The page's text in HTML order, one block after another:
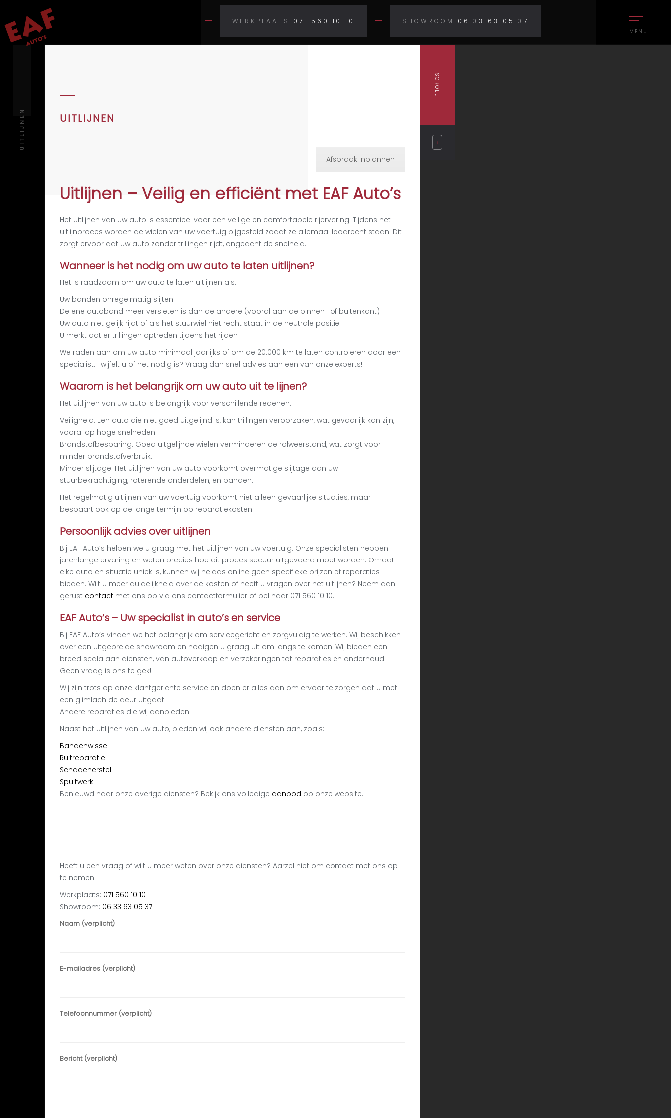
MENU
WERKPLAATS 071 560 10 10 SHOWROOM 06 33 63 05 37
UITLIJNEN
SCROLL
UITLIJNEN
Afspraak inplannen
Uitlijnen – Veilig en efficiënt met EAF Auto’s
Het uitlijnen van uw auto is essentieel voor een veilige en comfortabele rijervaring. Tijdens het
uitlijnproces worden de wielen van uw voertuig bijgesteld zodat ze allemaal loodrecht staan. Dit
zorgt ervoor dat uw auto zonder trillingen rijdt, ongeacht de snelheid.
Wanneer is het nodig om uw auto te laten uitlijnen?
Het is raadzaam om uw auto te laten uitlijnen als:
Uw banden onregelmatig slijten
De ene autoband meer versleten is dan de andere (vooral aan de binnen- of buitenkant)
Uw auto niet gelijk rijdt of als het stuurwiel niet recht staat in de neutrale positie
U merkt dat er trillingen optreden tijdens het rijden
We raden aan om uw auto minimaal jaarlijks of om de 20.000 km te laten controleren door een
specialist. Twijfelt u of het nodig is? Vraag dan snel advies aan een van onze experts!
Waarom is het belangrijk om uw auto uit te lijnen?
Het uitlijnen van uw auto is belangrijk voor verschillende redenen:
Veiligheid: Een auto die niet goed uitgelijnd is, kan trillingen veroorzaken, wat gevaarlijk kan zijn,
vooral op hoge snelheden.
Brandstofbesparing: Goed uitgelijnde wielen verminderen de rolweerstand, wat zorgt voor
minder brandstofverbruik.
Minder slijtage: Het uitlijnen van uw auto voorkomt overmatige slijtage aan uw
stuurbekrachtiging, roterende onderdelen, en banden.
Het regelmatig uitlijnen van uw voertuig voorkomt niet alleen gevaarlijke situaties, maar
bespaart ook op de lange termijn op reparatiekosten.
Persoonlijk advies over uitlijnen
Bij EAF Auto’s helpen we u graag met het uitlijnen van uw voertuig. Onze specialisten hebben
jarenlange ervaring en weten precies hoe dit proces secuur uitgevoerd moet worden. Omdat
elke auto en situatie uniek is, kunnen wij helaas online geen specifieke prijzen of reparaties
bieden. Wilt u meer duidelijkheid over de kosten of heeft u vragen over het uitlijnen? Neem dan
gerust contact met ons op via ons contactformulier of bel naar 071 560 10 10.
EAF Auto’s – Uw specialist in auto’s en service
Bij EAF Auto’s vinden we het belangrijk om servicegericht en zorgvuldig te werken. Wij beschikken
over een uitgebreide showroom en nodigen u graag uit om langs te komen! Wij bieden een
breed scala aan diensten, van autoverkoop en verzekeringen tot reparaties en onderhoud.
Geen vraag is ons te gek!
Wij zijn trots op onze klantgerichte service en doen er alles aan om ervoor te zorgen dat u met
een glimlach de deur uitgaat.
Andere reparaties die wij aanbieden
Naast het uitlijnen van uw auto, bieden wij ook andere diensten aan, zoals:
Bandenwissel
Ruitreparatie
Schadeherstel
Spuitwerk
Benieuwd naar onze overige diensten? Bekijk ons volledige aanbod op onze website.
Heeft u een vraag of wilt u meer weten over onze diensten? Aarzel niet om contact met ons op
te nemen.
Werkplaats: 071 560 10 10
Showroom: 06 33 63 05 37
Naam (verplicht)
E-mailadres (verplicht)
Telefoonnummer (verplicht)
Bericht (verplicht)